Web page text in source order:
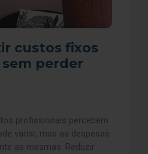
custos fixos
perder
profissionais percebem
variar, mas as despesas
as mesmas. Reduzir